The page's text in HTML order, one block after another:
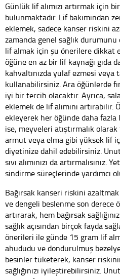
Günlük lif alımızı artırmak için
bulunmaktadır. Lif bakımından
eklemek, sadece kanser riskini
zamanda genel sağlık
lif almak için şu önerilere dikkat
öğüne en az bir lif kaynağı gıda
kahvaltınızda yulaf ezmesi veya
kullanabilirsiniz. Ara öğünlerde
iyi bir tercih olacaktır. Ayrıca,
eklemek de lif alımını
ekleyerek her öğünde daha
ise, meyveleri atıştırmalık
armut veya elma gibi yüksek lif
diyetinize dahil edebilirsiniz.
sıvı alımınızı da
sindirme süreçlerinde yardımcı
Bağırsak kanseri riskini
ve dengeli beslenme son
artırarak, hem bağırsak
sağlık açısından birçok fayda
önerileri ile günde 15 gram lif
ahududu ve dondurulmuş
besinler tüketerek, kanser
sağlığınızı iyileştirebilirsiniz.